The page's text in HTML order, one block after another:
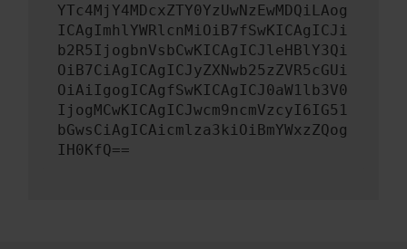
YTc4MjY4MDcxZTY0YzUwNzEwMDQiLAog
ICAgImhlYWRlcnMiOiB7fSwKICAgICJi
b2R5IjogbnVsbCwKICAgICJleHBlY3Qi
OiB7CiAgICAgICJyZXNwb25zZVR5cGUi
OiAiIgogICAgfSwKICAgICJ0aW1lb3V0
IjogMCwKICAgICJwcm9ncmVzcyI6IG51
bGwsCiAgICAicmlza3kiOiBmYWxzZQog
IH0KfQ==